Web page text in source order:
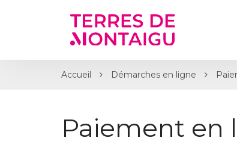
Accueil Démarches en ligne
Paiement en